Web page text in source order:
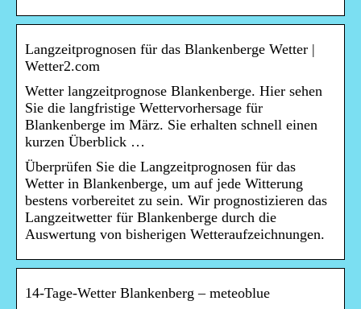
Langzeitprognosen für das Blankenberge Wetter |
Wetter2.com
Wetter langzeitprognose Blankenberge. Hier sehen
Sie die langfristige Wettervorhersage für
Blankenberge im März. Sie erhalten schnell einen
kurzen Überblick …
Überprüfen Sie die Langzeitprognosen für das
Wetter in Blankenberge, um auf jede Witterung
bestens vorbereitet zu sein. Wir prognostizieren das
Langzeitwetter für Blankenberge durch die
Auswertung von bisherigen Wetteraufzeichnungen.
14-Tage-Wetter Blankenberg – meteoblue